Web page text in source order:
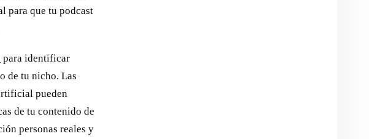
para que tu podcast
para identificar
de tu nicho. Las
pueden
de tu contenido de
personas reales y